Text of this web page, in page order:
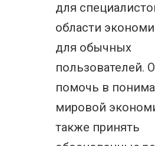
для
области
для обычных
пользователей.
помочь в
мировой
также принять